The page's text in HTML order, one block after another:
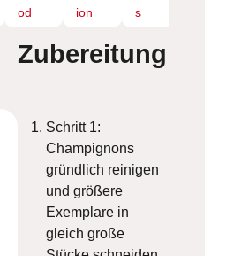
od
ion
s
Zubereitung
Schritt 1:
Champignons
gründlich reinigen
und größere
Exemplare in
gleich große